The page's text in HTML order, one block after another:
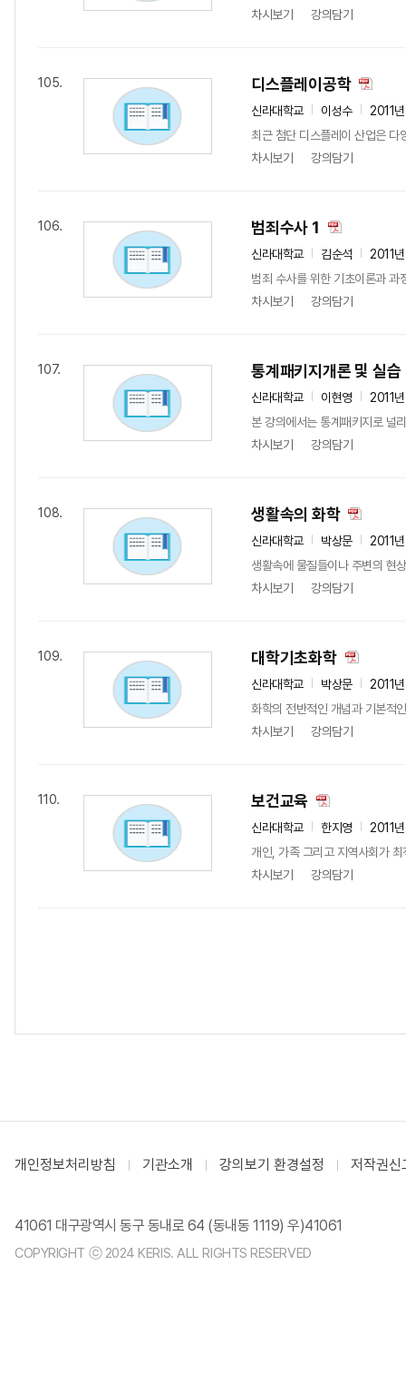
차시보기
강의담기
105. 디스플레이공학
신라대학교 이성수
2011
최근 첨단 디스플레이 산업은 다
차시보기
강의담기
106. 범죄수사 1
신라대학교 김순석
2011
범죄 수사를 위한 기초이론과 과
차시보기
강의담기
107. 통계패키지개론 및 실습
신라대학교 이현영
2011
본 강의에서는 통계패키지로 널
차시보기
강의담기
108. 생활속의 화학
신라대학교 박상문
2011
생활속에 물질들이나 주변의 현
차시보기
강의담기
109. 대학기초화학
신라대학교 박상문
2011
화학의 전반적인 개념과 기본적
차시보기
강의담기
110. 보건교육
신라대학교 한지영
2011
개인, 가족 그리고 지역사회가
차시보기
강의담기
개인정보처리방침 기관소개 강의보기 환경설정 저작권신
41061 대구광역시 동구 동내로 64 (동내동 1119) 우)41061
COPYRIGHT ⓒ 2024 KERIS. ALL RIGHTS RESERVED